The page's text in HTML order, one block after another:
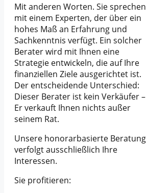
Mit anderen Worten. Sie sprechen
mit einem Experten, der über ein
hohes Maß an Erfahrung und
Sachkenntnis verfügt. Ein solcher
Berater wird mit Ihnen eine
Strategie entwickeln, die auf Ihre
finanziellen Ziele ausgerichtet ist.
Der entscheidende Unterschied:
Dieser Berater ist kein Verkäufer –
Er verkauft Ihnen nichts außer
seinem Rat.
Unsere honorarbasierte Beratung
verfolgt ausschließlich Ihre
Interessen.
Sie profitieren: